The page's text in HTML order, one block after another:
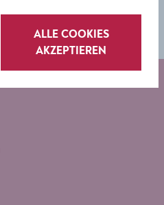
ALLE COOKIES
AKZEPTIEREN